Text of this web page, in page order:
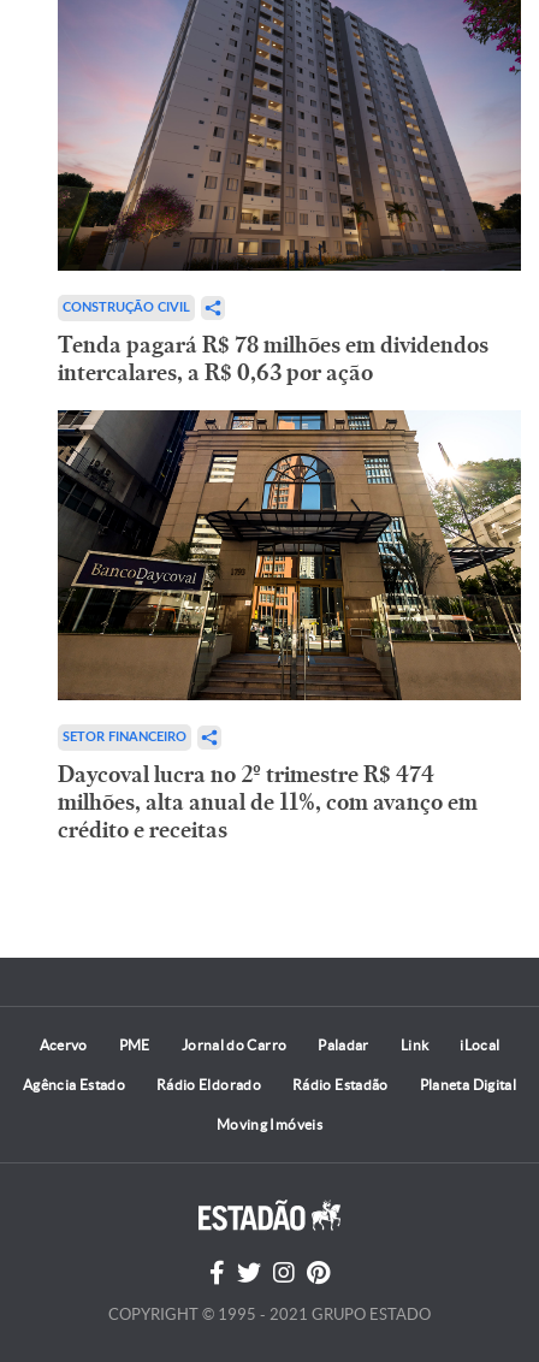
CONSTRUÇÃO CIVIL
Tenda pagará R$ 78 milhões em dividendos
intercalares, a R$ 0,63 por ação
SETOR FINANCEIRO
Daycoval lucra no 2º trimestre R$ 474
milhões, alta anual de 11%, com avanço em
crédito e receitas
Acervo PME Jornal do Carro Paladar Link iLocal
Agência Estado Rádio Eldorado Rádio Estadão Planeta Digital
Moving Imóveis
COPYRIGHT © 1995 - 2021 GRUPO ESTADO